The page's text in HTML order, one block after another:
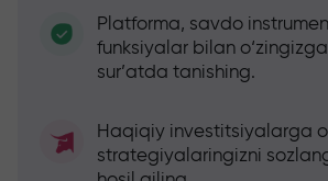
Platforma, savdo
funksiyalar bilan
sur’atda tanishing.
Haqiqiy investitsiyalarga
strategiyalaringizni